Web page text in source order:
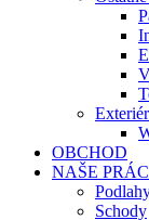
OBCHOD
NAŠE
Schody